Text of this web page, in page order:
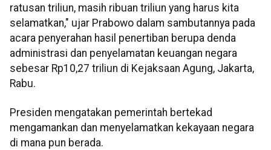
ratusan triliun, masih ribuan triliun yang harus kita
selamatkan," ujar Prabowo dalam sambutannya pada
acara penyerahan hasil penertiban berupa denda
administrasi dan penyelamatan keuangan negara
sebesar Rp10,27 triliun di Kejaksaan Agung, Jakarta,
Rabu.
Presiden mengatakan pemerintah bertekad
mengamankan dan menyelamatkan kekayaan negara
di mana pun berada.